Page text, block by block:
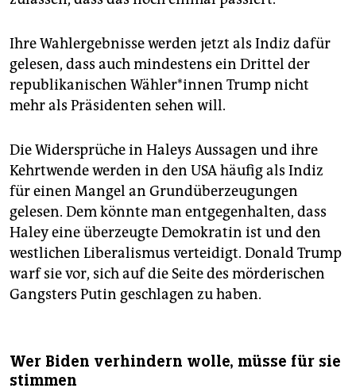
Ihre Wahlergebnisse werden jetzt als Indiz dafür
gelesen, dass auch mindestens ein Drittel der
republikanischen Wäh­le­r*in­nen Trump nicht
mehr als Präsidenten sehen will.
Die Widersprüche in Haleys Aussagen und ihre
Kehrtwende werden in den USA häufig als Indiz
für einen Mangel an Grundüberzeugungen
gelesen. Dem könnte man entgegenhalten, dass
Haley eine überzeugte Demokratin ist und den
westlichen Liberalismus verteidigt. Donald Trump
warf sie vor, sich auf die Seite des mörderischen
Gangsters Putin geschlagen zu haben.
Wer Biden verhindern wolle, müsse für sie
stimmen